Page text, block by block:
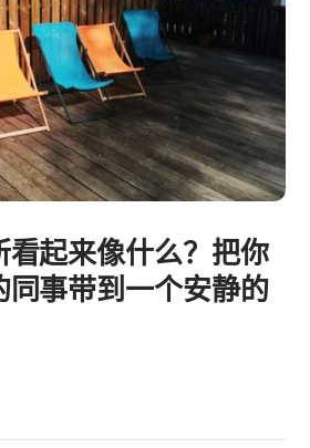
看起来像什么？把你
同事带到一个安静的